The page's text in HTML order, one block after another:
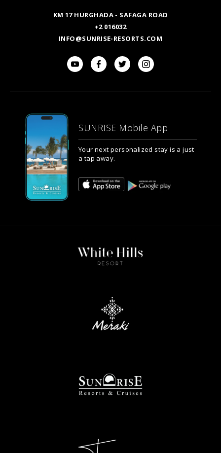
KM 17 HURGHADA - SAFAGA ROAD
+2 016032
INFO@SUNRISE-RESORTS.COM
SUNRISE Mobile App
Your next personalized stay is a just
a tap away.